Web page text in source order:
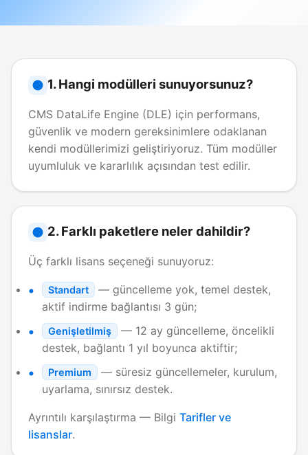
1. Hangi modülleri sunuyorsunuz?
CMS DataLife Engine (DLE) için performans,
güvenlik ve modern gereksinimlere odaklanan
kendi modüllerimizi geliştiriyoruz. Tüm modüller
uyumluluk ve kararlılık açısından test edilir.
2. Farklı paketlere neler dahildir?
Üç farklı lisans seçeneği sunuyoruz:
Standart
— güncelleme yok, temel destek,
aktif indirme bağlantısı 3 gün;
Genişletilmiş
— 12 ay güncelleme, öncelikli
destek, bağlantı 1 yıl boyunca aktiftir;
Premium
— süresiz güncellemeler, kurulum,
uyarlama, sınırsız destek.
Ayrıntılı karşılaştırma — Bilgi Tarifler ve
lisanslar.